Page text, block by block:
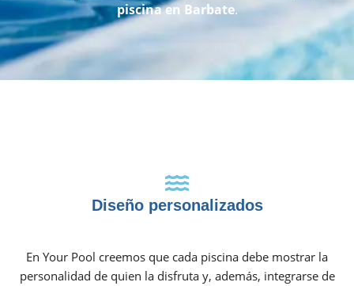
piscina en Barbate.
Diseño personalizados
En Your Pool creemos que cada piscina debe mostrar la
personalidad de quien la disfruta y, además, integrarse de